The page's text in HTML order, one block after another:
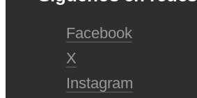
Facebook
X
Instagram